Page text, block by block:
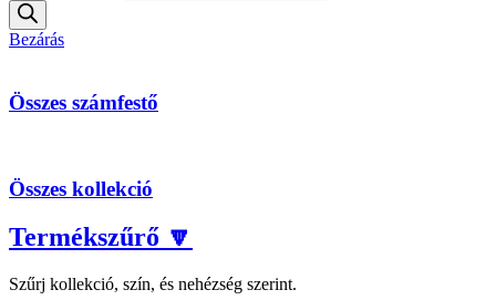
Bezárás
Összes számfestő
Összes kollekció
Termékszűrő 🔽
Szűrj kollekció, szín, és nehézség szerint.